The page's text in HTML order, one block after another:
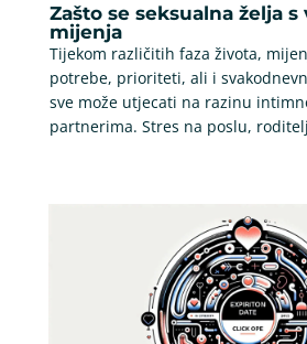
Zašto se seksualna želja
mijenja
Tijekom različitih faza života,
potrebe, prioriteti, ali i
sve može utjecati na razinu
partnerima. Stres na poslu,